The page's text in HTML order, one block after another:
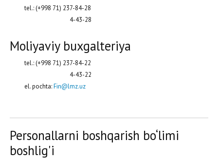
tel.: (+998 71) 237-84-28
4-43-28
Moliyaviy buxgalteriya
tel.: (+998 71) 237-84-22
4-43-22
el. pochta:Fin@lmz.uz
Personallarni boshqarish bo‘limi
boshlig'i